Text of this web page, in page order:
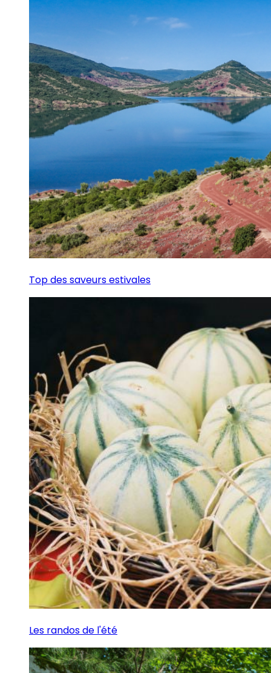
Top des saveurs estivales
Les randos de l'été